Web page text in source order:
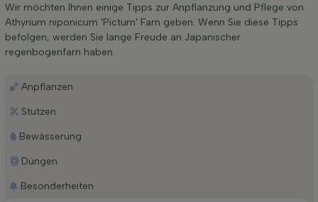
Wir möchten Ihnen einige Tipps zur Anpflanzung und Pflege von
Athyrium niponicum 'Pictum' Farn geben. Wenn Sie diese Tipps
befolgen, werden Sie lange Freude an Japanischer
regenbogenfarn haben.
Anpflanzen
Stutzen
Bewässerung
Düngen
Besonderheiten